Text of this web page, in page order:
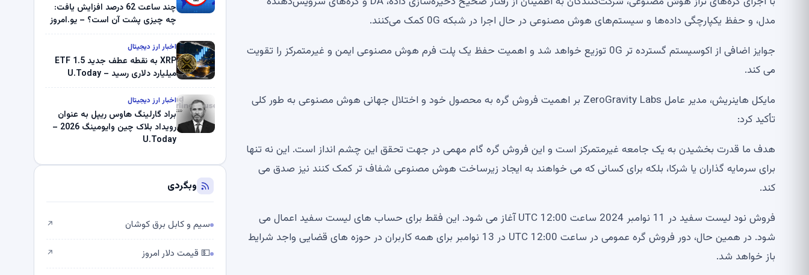
مدل، و حفظ یکپارچگی داده‌ها و سیستم‌های هوش مصنوعی در حال اجرا در شبکه 0G کمک می‌کنند.
جوایز اضافی از اکوسیستم گسترده تر 0G توزیع خواهد شد و اهمیت حفظ یک پلت فرم هوش مصنوعی ایمن و غیرمتمرکز را تقویت
می کند.
مایکل هاینریش، مدیر عامل ZeroGravity Labs بر اهمیت فروش گره به محصول خود و اختلال جهانی هوش مصنوعی به طور کلی
تأکید کرد:
هدف ما قدرت بخشیدن به یک جامعه غیرمتمرکز است و این فروش گره گام مهمی در جهت تحقق این چشم انداز است. این نه تنها
برای سرمایه گذاران یا شرکا، بلکه برای کسانی که می خواهند به ایجاد زیرساخت هوش مصنوعی شفاف تر کمک کنند نیز صدق می
کند.
فروش نود لیست سفید در 11 نوامبر 2024 ساعت 12:00 UTC آغاز می شود. این فقط برای حساب های لیست سفید اعمال می
شود. در همین حال، دور فروش گره عمومی در ساعت 12:00 UTC در 13 نوامبر برای همه کاربران در حوزه های قضایی واجد شرایط
باز خواهد شد.
ثبت کرد – گزارش کریپتو صبح –
U.Today
چند ساعت 62 درصد افزایش یافت:
چه چیزی پشت آن است؟ – یو.امروز
اخبار ارز دیجیتال
XRP به نقطه عطف جدید ETF 1.5
میلیارد دلاری رسید – U.Today
اخبار ارز دیجیتال
براد گارلینگ هاوس ریپل به عنوان
رویداد بلاک چین وایومینگ 2026 –
U.Today
وبگردی
سیم و کابل برق کوشان ↗
💵 قیمت دلار امروز ↗